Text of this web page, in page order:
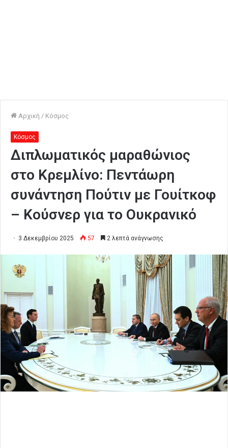
Αρχική / Κόσμος
Κόσμος
Διπλωματικός μαραθώνιος
στο Κρεμλίνο: Πεντάωρη
συνάντηση Πούτιν με Γουίτκοφ
– Κούσνερ για το Ουκρανικό
3 Δεκεμβρίου 2025 57 2 λεπτά ανάγνωσης